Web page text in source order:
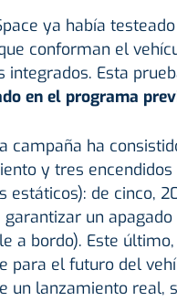
ya había
conforman el
integrados. Esta
en el programa
campaña ha
y tres
estáticos): de cinco,
garantizar un
a bordo). Este
para el futuro del
un lanzamiento real,